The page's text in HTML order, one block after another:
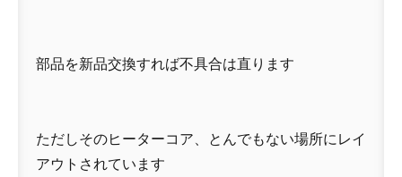
部品を新品交換すれば不具合は直ります
ただしそのヒーターコア、とんでもない場所にレイ
アウトされています